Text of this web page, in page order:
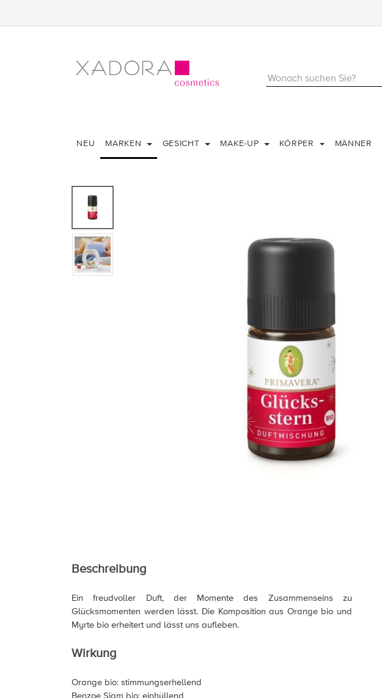
NEU MARKEN GESICHT MAKE-UP KÖRPER MÄNNER
Beschreibung
Ein freudvoller Duft, der Momente des Zusammenseins zu
Glücksmomenten werden lässt. Die Komposition aus Orange bio und
Myrte bio erheitert und lässt uns aufleben.
Wirkung
Orange bio: stimmungserhellend
Benzoe Siam bio: einhüllend